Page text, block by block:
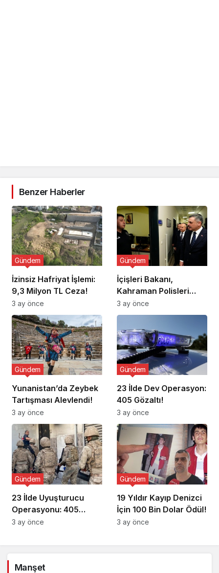
Benzer Haberler
İzinsiz Hafriyat İşlemi:
9,3 Milyon TL Ceza!
Gündem
3 ay önce
İçişleri Bakanı,
Kahraman Polisleri
Ziyaret Etti
Gündem
3 ay önce
Yunanistan’da Zeybek
Tartışması Alevlendi!
Gündem
3 ay önce
23 İlde Dev Operasyon:
405 Gözaltı!
Gündem
3 ay önce
23 İlde Uyuşturucu
Operasyonu: 405
Gözaltı!
Gündem
3 ay önce
19 Yıldır Kayıp Denizci
İçin 100 Bin Dolar Ödül!
Gündem
3 ay önce
Manşet